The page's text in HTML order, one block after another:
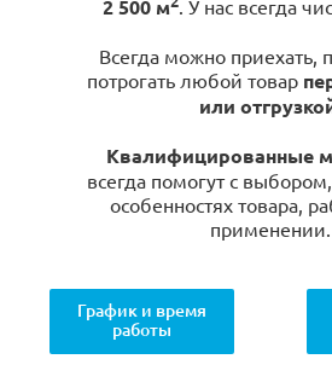
2 500 м . У нас всегда
Всегда можно приехать,
потрогать любой товар
или
Квалифицированные
всегда помогут с
особенностях товара,
применении.
График и время
работы